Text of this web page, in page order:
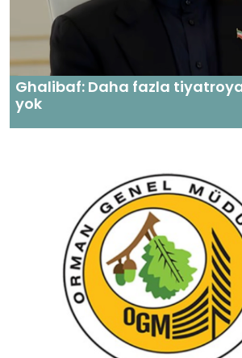
Ghalibaf: Daha fazla
yok